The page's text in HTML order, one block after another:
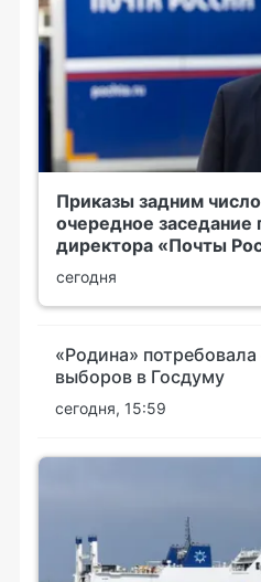
Приказы задним
очередное заседание
директора «Почты
сегодня
«Родина»
выборов в Госдуму
сегодня, 15:59